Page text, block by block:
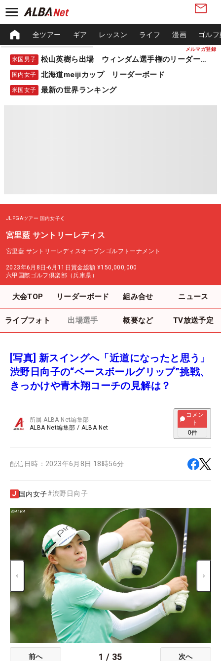
メルマガ登録
全ツアー ギア レッスン ライフ 漫画 ゴル
米国男子 松山英樹ら出場 ウィンダム選手権のリーダーボード
国内女子 北海道meijiカップ リーダーボード
米国女子 最新の世界ランキング
JLPGAツアー 国内女子
宮里藍 サントリーレディス
宮里藍 サントリーレディスオープンゴルフトーナメント
2023年6月8日-6月11日賞金総額 ¥150,000,000
六甲国際ゴルフ倶楽部（兵庫県）
大会TOP リーダーボード 組み合せ ニュース
ライブフォト 出場選手 概要など TV放送予定
[写真] 新スイングへ「近道になったと思う」
渋野日向子の“ベースボールグリップ”挑戦、
きっかけや青木翔コーチの見解は？
所属ALBA Net編集部
ALBA Net編集部 / ALBA Net
コメン
ト
0件
配信日時： 2023年6月8日 18時56分
国内女子#渋野日向子
前へ 1 / 35 次へ